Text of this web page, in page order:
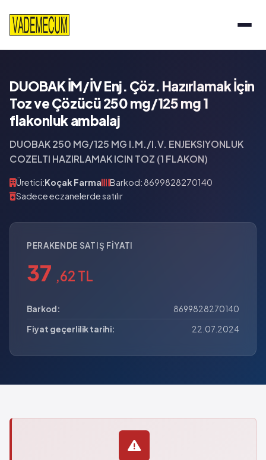
DUOBAK İM/İV Enj. Çöz. Hazırlamak İçin
Toz ve Çözücü 250 mg/125 mg 1
flakonluk ambalaj
DUOBAK 250 MG/125 MG I.M./I.V. ENJEKSIYONLUK
COZELTI HAZIRLAMAK ICIN TOZ (1 FLAKON)
Üretici:Koçak Farma
Barkod: 8699828270140
Sadece eczanelerde satılır
PERAKENDE SATIŞ FIYATI
37 ,62 TL
Barkod:
8699828270140
Fiyat geçerlilik tarihi:
22.07.2024